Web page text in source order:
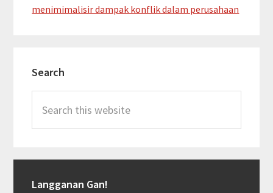
menimimalisir dampak konflik dalam perusahaan
Sidebar
Search
this
website
Langganan Gan!